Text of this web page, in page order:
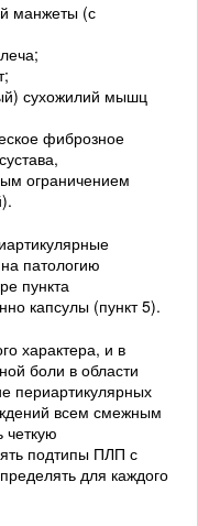
манжеты (с
сухожилий мышц
фиброзное
ограничением
патологию
пункта
капсулы (пункт 5).
характера, и в
боли в области
периартикулярных
всем смежным
подтипы ПЛП с
для каждого